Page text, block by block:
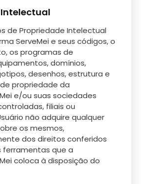
de Propriedade Intelectual
ServeMei e seus códigos, o
os programas de
domínios,
desenhos, estrutura e
propriedade da
e/ou suas sociedades
filiais ou
não adquire qualquer
os mesmos,
dos direitos conferidos
ferramentas que a
coloca à disposição do